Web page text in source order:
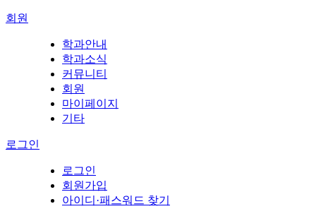
회원
학과안내
학과소식
커뮤니티
회원
마이페이지
기타
로그인
로그인
회원가입
아이디·패스워드 찾기